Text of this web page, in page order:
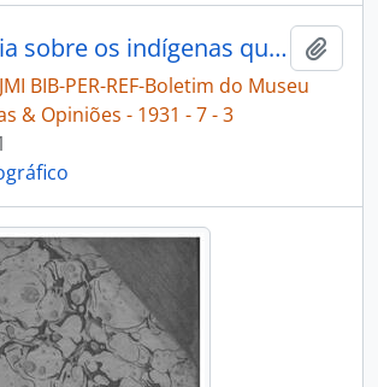
Breve notícia sobre os indígenas que habitam a fronteira do Brasil com o Perú [Boletim do Museu Nacional, Notas & Opiniões]
BIB-PER-REF-Boletim do Museu
& Opiniões - 1931 - 7 - 3